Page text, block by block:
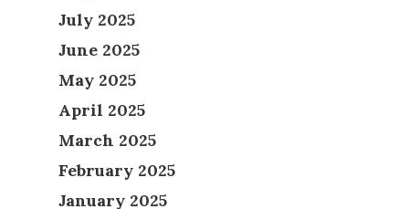
July 2025
June 2025
May 2025
April 2025
March 2025
February 2025
January 2025